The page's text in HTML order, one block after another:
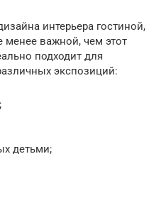
интерьера гостиной,
менее важной, чем этот
подходит для
экспозиций:
детьми;